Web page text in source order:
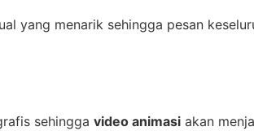
yang menarik sehingga pesan
sehingga video animasi akan